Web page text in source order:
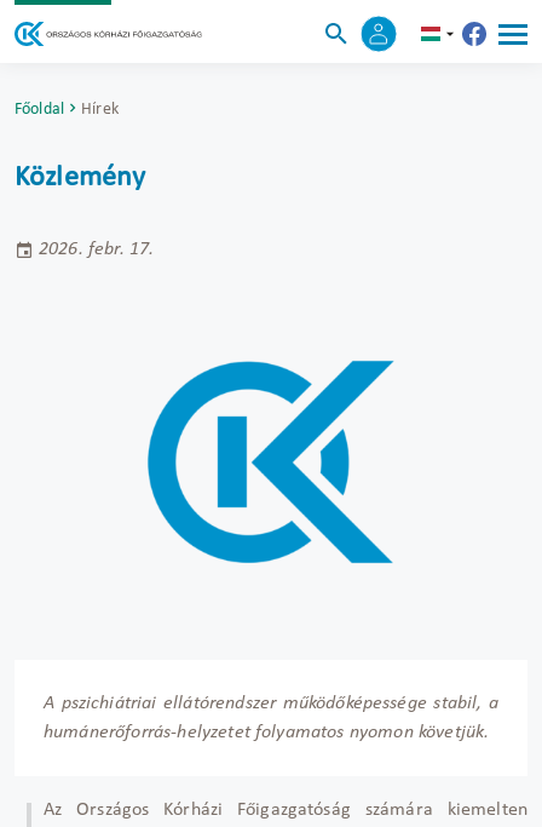
Főoldal Hírek
Közlemény
2026. febr. 17.
A pszichiátriai ellátórendszer működőképessége stabil, a
humánerőforrás-helyzetet folyamatos nyomon követjük.
Az Országos Kórházi Főigazgatóság számára kiemelten